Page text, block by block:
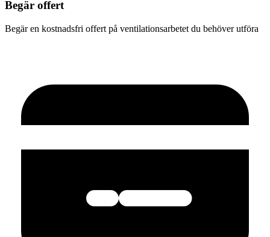
Begär offert
Begär en kostnadsfri offert på ventilationsarbetet du behöver utföra